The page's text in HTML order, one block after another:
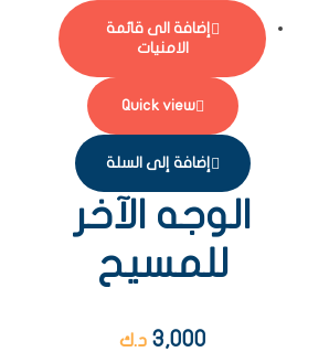
إضافة الى قائمة
الامنيات
Quick view
إضافة إلى السلة
الوجه الآخر
للمسيح
3,000 د.ك